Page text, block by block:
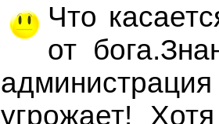
Что
от
угрожает!